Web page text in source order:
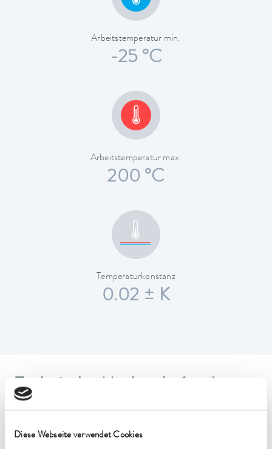
Diese Webseite verwendet Cookies
Arbeitstemperatur min.
-25 °C
Arbeitstemperatur max.
200 °C
Temperaturkonstanz
0.02 ± K
Technische Merkmale (nach
DIN 12876)